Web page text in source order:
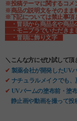
※投稿テーマに関するコメ
※商品の説明文をそのまま
※下記については禁止事項
・冒頭から商品名や商
・モニプラでいただきま
・冒頭に飾り文字
＼こんな方にぜひ試して頂
✔ 製薬会社が開発したUV
✔ ナチュラルメイクでも
✔ UVバームの塗布前・塗
静止画や動画を撮って投